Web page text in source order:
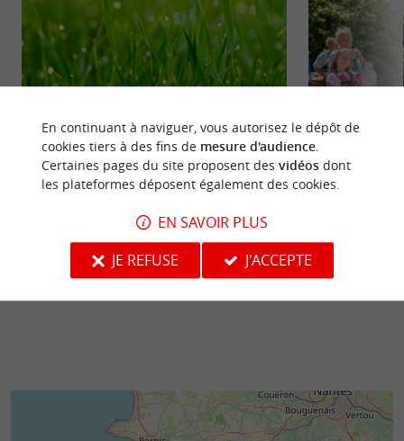
Le Jardin de Vaulieu
Le Jardin de Vaulieu est un espace vert public et
418 m - Sallertaine
La Route du Sel
Balade guidée
En continuant à naviguer, vous autorisez le dépôt de
cookies tiers à des fins de mesure d'audience.
Certaines pages du site proposent des vidéosdont
les plateformes déposent également des cookies.
EN SAVOIR PLUS
JE REFUSE
J'ACCEPTE